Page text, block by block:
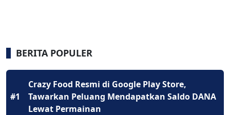
BERITA POPULER
#1
Crazy Food Resmi di Google Play Store,
Tawarkan Peluang Mendapatkan Saldo DANA
Lewat Permainan